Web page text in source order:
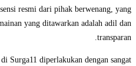
resmi dari pihak berwenang, yang
yang ditawarkan adalah adil dan
transparan.
Surga11 diperlakukan dengan sangat